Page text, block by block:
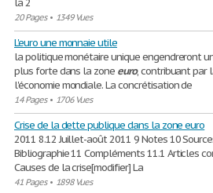
la 2
20 Pages• 1349 Vues
L'euro une monnaie utile
la politique monétaire unique engendreront
plus forte dans la zone euro, contribuant par
l'économie mondiale. La concrétisation de
14 Pages• 1706 Vues
Crise de la dette publique dans la zone euro
2011 8.12 Juillet-août 2011 9 Notes 10
Bibliographie 11 Compléments 11.1 Articles
Causes de la crise[modifier] La
41 Pages• 1898 Vues